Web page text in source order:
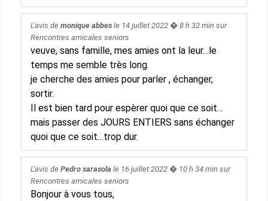
L'avis de monique abbesle 14 juillet 2022� 8 h 32 min sur
Rencontres amicales seniors
veuve, sans famille, mes amies ont la leur…le
temps me semble très long.
je cherche des amies pour parler , échanger,
sortir.
Il est bien tard pour espèrer quoi que ce soit…
mais passer des JOURS ENTIERS sans échanger
quoi que ce soit…trop dur.
L'avis de Pedro sarasola le 16 juillet 2022� 10 h 34 min sur
Rencontres amicales seniors
Bonjour à vous tous,